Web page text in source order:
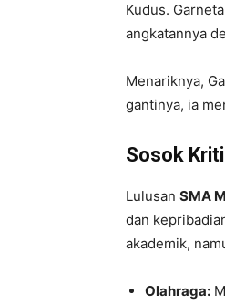
Kudus.
angkatannya
Menariknya,
gantinya, ia
Sosok
Lulusan SMA
dan
akademik,
Olahraga: